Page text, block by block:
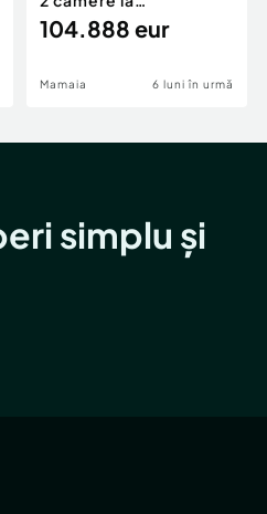
cheie,langa Mega
104.888 eur
Mamaia 6 luni în urmă
simplu și